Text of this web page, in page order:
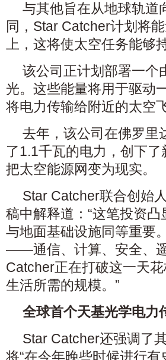
与其他旨在从地球轨道
同，Star Catcher计划将
上，这将使太空任务能够
该公司正计划部署一个
光。这些能量将用于驱动
将电力传输给附近的太空
去年，该公司在佛罗里
了1.1千瓦的电力，创下
把太空能源网变为现实。
Star Catcher联合创始
稿中解释道：“这笔投资
与地面基础设施同等重要
——通信、计算、安全、
Catcher正在打破这一天
生活所需的规模。”
全球首个天基光学电力
Star Catcher还强调了
将“在今年晚些时候进行